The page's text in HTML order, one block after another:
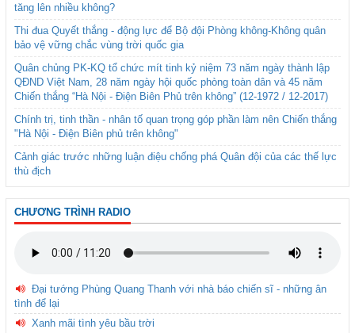
tăng lên nhiều không?
Thi đua Quyết thắng - động lực để Bộ đội Phòng không-Không quân
bảo vệ vững chắc vùng trời quốc gia
Quân chủng PK-KQ tổ chức mít tinh kỷ niệm 73 năm ngày thành lập
QĐND Việt Nam, 28 năm ngày hội quốc phòng toàn dân và 45 năm
Chiến thắng “Hà Nội - Điện Biên Phủ trên không” (12-1972 / 12-2017)
Chính trị, tinh thần - nhân tố quan trọng góp phần làm nên Chiến thắng
"Hà Nội - Điện Biên phủ trên không"
Cảnh giác trước những luận điệu chống phá Quân đội của các thế lực
thù địch
CHƯƠNG TRÌNH RADIO
Đại tướng Phùng Quang Thanh với nhà báo chiến sĩ - những ân
tình để lại
Xanh mãi tình yêu bầu trời